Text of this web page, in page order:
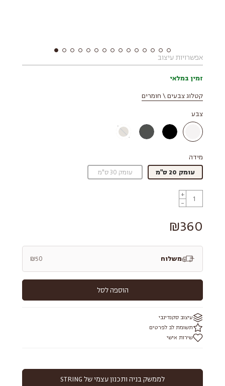
אפשרויות עיצוב
זמין במלאי
קטלוג צבעים \ חומרים
צבע
מידה
עומק 20 ס"מ
עומק 30 ס"מ
+
-
₪360
משלוח ₪50
הוספה לסל
עיצוב סקנדינבי
תשומת לב לפרטים
שירות אישי
לממשק בניה ותכנון עצמי של STRING